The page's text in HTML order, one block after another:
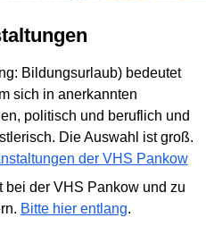
Bildungsurlaub) bedeutet
sich in anerkannten
politisch und beruflich und
Die Auswahl ist groß.
der VHS Pankow
der VHS Pankow und zu
Bitte hier entlang.